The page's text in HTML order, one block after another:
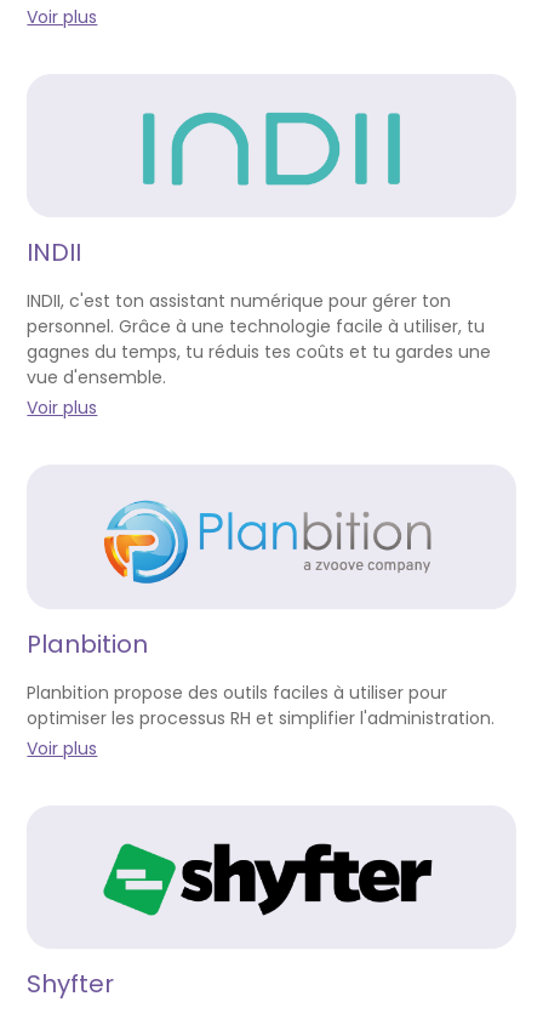
Voir plus
INDII
INDII, c'est ton assistant numérique pour gérer ton
personnel. Grâce à une technologie facile à utiliser, tu
gagnes du temps, tu réduis tes coûts et tu gardes une
vue d'ensemble.
Voir plus
Planbition
Planbition propose des outils faciles à utiliser pour
optimiser les processus RH et simplifier l'administration.
Voir plus
Shyfter